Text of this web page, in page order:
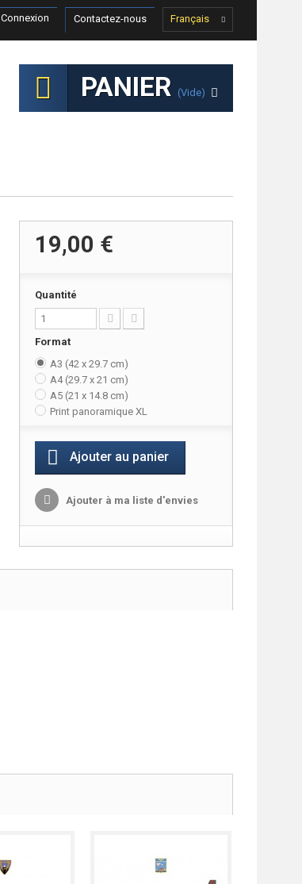
Français
Contactez-nous
Connexion
PANIER (vide)
19,00 €
Quantité
Format
A3 (42 x 29.7 cm)
A4 (29.7 x 21 cm)
A5 (21 x 14.8 cm)
Print panoramique XL
Ajouter au panier
Ajouter à ma liste d'envies